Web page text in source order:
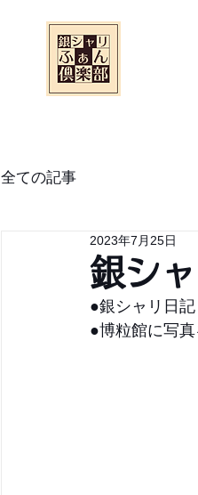
全ての記事
銀シ
2023年7月25日
●銀シャリ日
●博粒館に写真